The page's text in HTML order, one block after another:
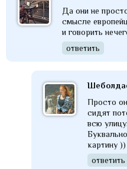
Да они не
смысле
и говорить
ответить
Просто
сидят
всю
картину ))
ответить